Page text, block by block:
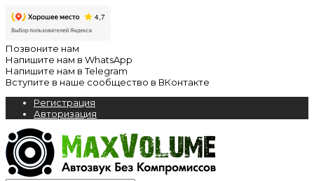
Позвоните нам
Напишите нам в WhatsApp
Напишите нам в Telegram
Вступите в наше сообщество в ВКонтакте
Регистрация
Авторизация